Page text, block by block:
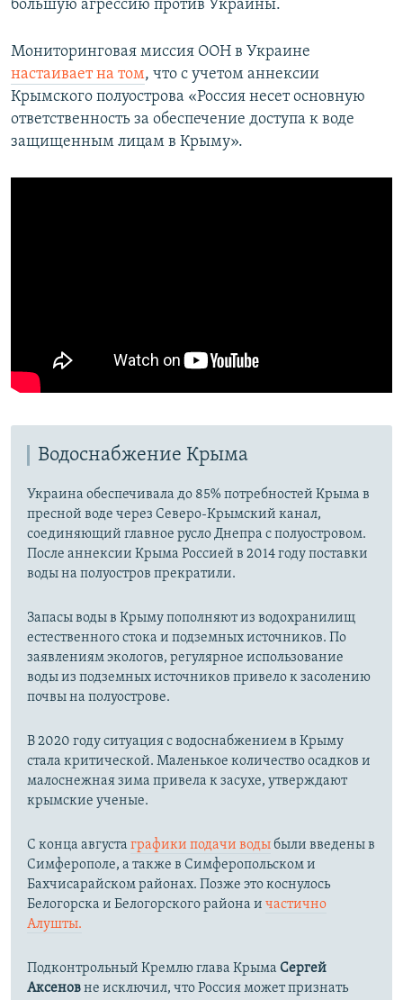
большую агрессию против Украины.
Мониторинговая миссия ООН в Украине
настаивает на том, что с учетом аннексии
Крымского полуострова «Россия несет основную
ответственность за обеспечение доступа к воде
защищенным лицам в Крыму».
Водоснабжение Крыма
Украина обеспечивала до 85% потребностей Крыма в
пресной воде через Северо-Крымский канал,
соединяющий главное русло Днепра с полуостровом.
После аннексии Крыма Россией в 2014 году поставки
воды на полуостров прекратили.
Запасы воды в Крыму пополняют из водохранилищ
естественного стока и подземных источников. По
заявлениям экологов, регулярное использование
воды из подземных источников привело к засолению
почвы на полуострове.
В 2020 году ситуация с водоснабжением в Крыму
стала критической. Маленькое количество осадков и
малоснежная зима привела к засухе, утверждают
крымские ученые.
С конца августа графики подачи водыбыли введены в
Симферополе, а также в Симферопольском и
Бахчисарайском районах. Позже это коснулось
Белогорска и Белогорского района и частично
Алушты.
Подконтрольный Кремлю глава Крыма Сергей
Аксеновне исключил, что Россия может признать